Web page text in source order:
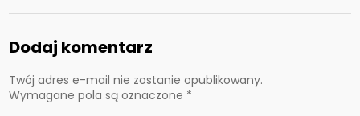
Dodaj komentarz
Twój adres e-mail nie zostanie opublikowany.
Wymagane pola są oznaczone *